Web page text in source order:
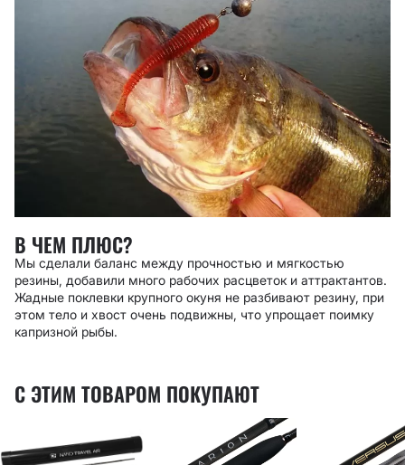
В ЧЕМ ПЛЮС?
Мы сделали баланс между прочностью и мягкостью
резины, добавили много рабочих расцветок и аттрактантов.
Жадные поклевки крупного окуня не разбивают резину, при
этом тело и хвост очень подвижны, что упрощает поимку
капризной рыбы.
С ЭТИМ ТОВАРОМ ПОКУПАЮТ